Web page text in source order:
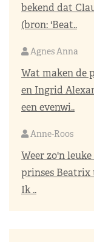
bekend dat
(bron: 'Beat..
Agnes Anna
Wat maken de
en Ingrid
een evenwi..
Anne-Roos
Weer zo'n
prinses Beatrix
Ik ..